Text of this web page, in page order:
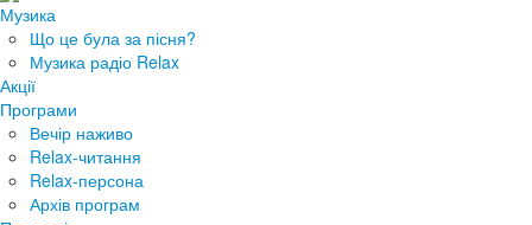
Музика
Що це була за пісня?
Музика радіо Relax
Акції
Програми
Вечір наживо
Relax-читання
Relax-персона
Архів програм